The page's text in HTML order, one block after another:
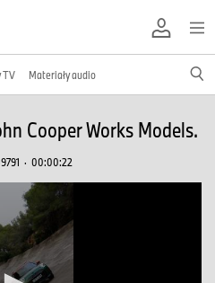
TV Materiały audio
Cooper Works Models.
· 00:00:22